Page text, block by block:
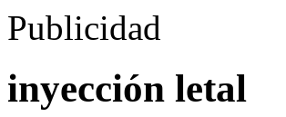
Publicidad
inyección letal